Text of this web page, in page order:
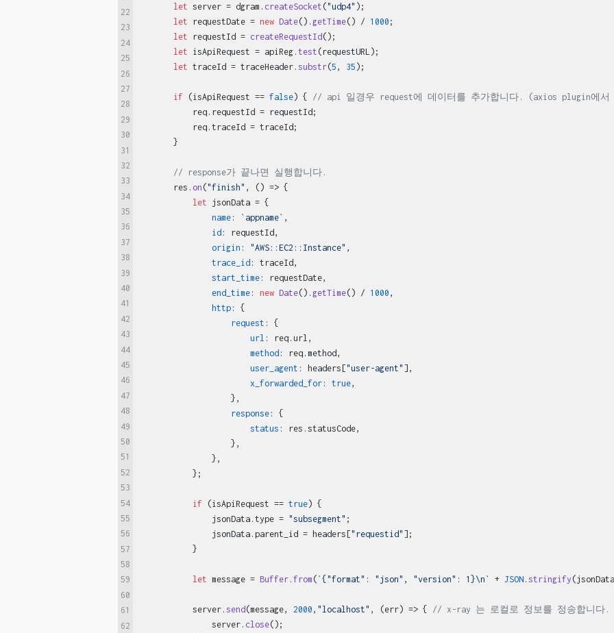
22
23
24
25
26
27
28
29
30
31
32
33
34
35
36
37
38
39
40
41
42
43
44
45
46
47
48
49
50
51
52
53
54
55
56
57
58
59
60
61
62
let server = dgram. createSocket ("udp4" );
let requestDate = new Date(). getTime() / 1000 ;
let requestId = createRequestId ();
let isApiRequest = apiReg. test (requestURL);
let traceId = traceHeader. substr(5 , 35 );
if (isApiRequest == false) { // api 일경우 request에 데이터를 추가합니다. (axios plugin에서
           req.
requestId = requestId;
           req.
traceId = traceId;
       }
// response가 끝나면 실행합니다.
       res.
on ("finish" , () => {
let jsonData = {
name : `appname` ,
id : requestId,
origin : "AWS::EC2::Instance" ,
trace_id : traceId,
start_time : requestDate,
end_time : new Date(). getTime() / 1000 ,
http : {
request : {
url : req. url ,
method : req. method ,
user_agent : headers["user-agent" ],
x_forwarded_for : true,
                   },
response : {
status : res. statusCode,
                   },
               },
           };
if (isApiRequest == true) {
               jsonData.
type = "subsegment" ;
               jsonData.
parent_id = headers["requestid" ];
           }
let message = Buffer . from ( `{"format": "json", "version": 1}\n` + JSON . stringify
           server.
send (message, 2000 , "localhost" , (err) => { // x-ray 는 로컬로 정보를 정송합니다.
               server.
close();